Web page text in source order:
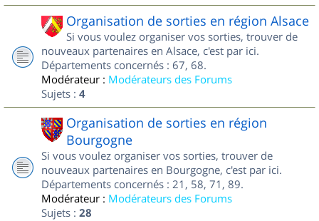
Organisation de sorties en région Alsace
Si vous voulez organiser vos sorties, trouver de
nouveaux partenaires en Alsace, c'est par ici.
Départements concernés : 67, 68.
Modérateur : Modérateurs des Forums
Sujets : 4
Organisation de sorties en région
Bourgogne
Si vous voulez organiser vos sorties, trouver de
nouveaux partenaires en Bourgogne, c'est par ici.
Départements concernés : 21, 58, 71, 89.
Modérateur : Modérateurs des Forums
Sujets : 28